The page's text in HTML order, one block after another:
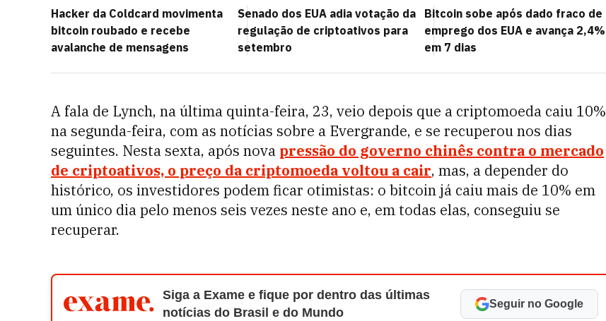
Hacker da Coldcard movimenta
bitcoin roubado e recebe
avalanche de mensagens
Senado dos EUA adia votação da
regulação de criptoativos para
setembro
Bitcoin sobe após dado fraco de
emprego dos EUA e avança 2,4%
em 7 dias
A fala de Lynch, na última quinta-feira, 23, veio depois que a criptomoeda caiu 10%
na segunda-feira, com as notícias sobre a Evergrande, e se recuperou nos dias
seguintes. Nesta sexta, após nova pressão do governo chinês contra o mercado
de criptoativos, o preço da criptomoeda voltou a cair, mas, a depender do
histórico, os investidores podem ficar otimistas: o bitcoin já caiu mais de 10% em
um único dia pelo menos seis vezes neste ano e, em todas elas, conseguiu se
recuperar.
Siga a Exame e fique por dentro das últimas
notícias do Brasil e do Mundo
Seguir no Google